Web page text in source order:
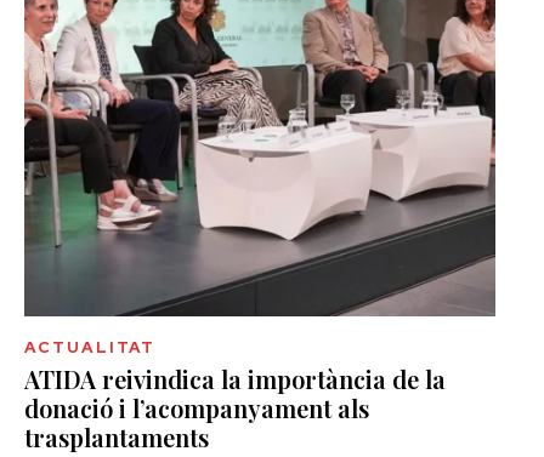
ACTUALITAT
ATIDA reivindica la importància de la
donació i l’acompanyament als
trasplantaments